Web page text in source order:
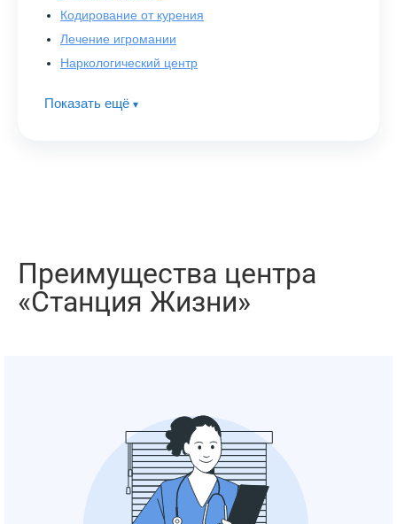
Кодирование от курения
Лечение игромании
Наркологический центр
Показать ещё ▾
Преимущества центра
«Станция Жизни»